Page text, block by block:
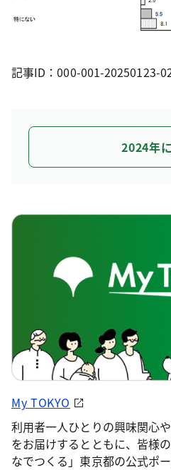
記事ID：000-001-20250123-
2024年
My TOKYO
利用者一人ひとりの興味関心
をお届けするとともに、皆様
なでつくる」東京都の公式ポー